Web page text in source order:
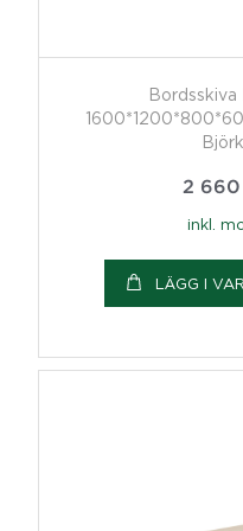
Björk
2 660
inkl.
LÄGG I